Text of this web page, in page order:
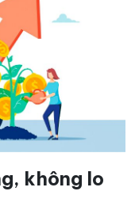
không lo